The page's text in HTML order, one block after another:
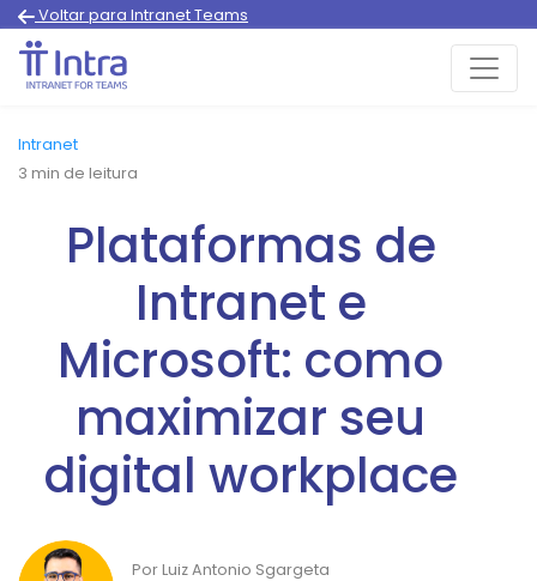
Voltar para Intranet Teams
Intranet
3 min de leitura
Plataformas de
Intranet e
Microsoft: como
maximizar seu
digital workplace
Por Luiz Antonio Sgargeta